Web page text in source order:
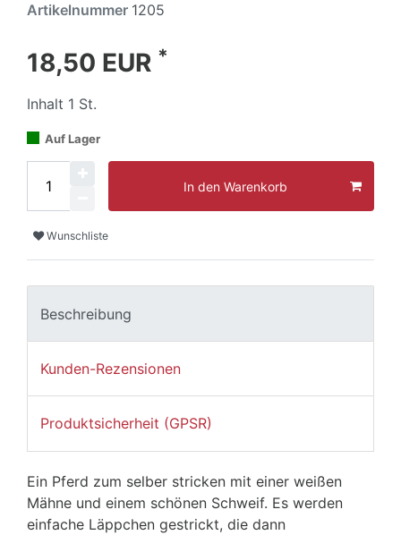
Artikelnummer 1205
18,50 EUR *
Inhalt 1 St.
Auf Lager
In den Warenkorb
Wunschliste
Beschreibung
Kunden-Rezensionen
Produktsicherheit (GPSR)
Ein Pferd zum selber stricken mit einer weißen
Mähne und einem schönen Schweif. Es werden
einfache Läppchen gestrickt, die dann